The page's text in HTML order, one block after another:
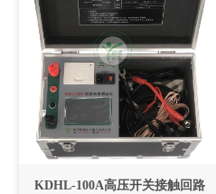
KDHL-100A高压开关接触回路